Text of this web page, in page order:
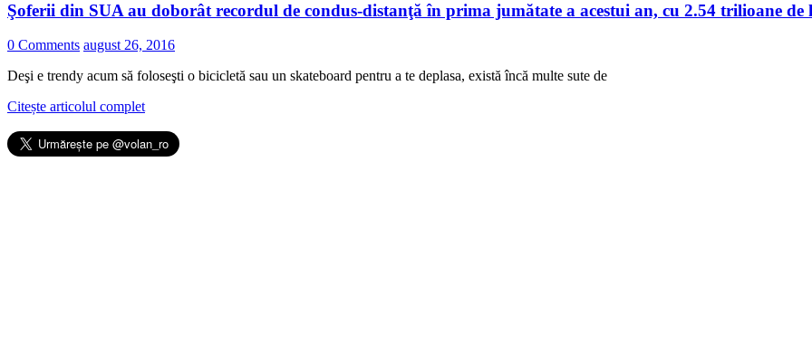
Şoferii din SUA au doborât recordul de condus-distanţă în prima jumătate a acestui an, cu 2.54 trilioane
0 Comments august 26, 2016
Deşi e trendy acum să foloseşti o bicicletă sau un skateboard pentru a te deplasa, există încă multe sute de
Citește articolul complet